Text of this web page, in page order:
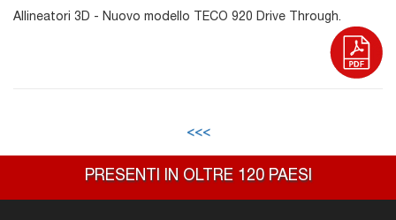
Allineatori 3D - Nuovo modello TECO 920 Drive Through.
<<<
PRESENTI IN OLTRE 120 PAESI